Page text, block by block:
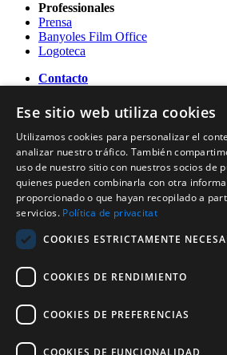
Professionales
Prensa
Banyoles Film Office
Logoteca
Contacto
OFICINA DE TURISMO DE
Passeig Darder - Pesquera núm. 10
17820 Banyoles (Girona)
Tel. (0034) 972 583 470
turisme@ajbanyoles.org
whatsapp 690 853 395
Síguenos
Ese sitio web utiliza cookies
Utilizamos cookies para personalizar el
analizar nuestro tráfico. También
uso de nuestro sitio con nuestros socios de
quienes pueden combinarla con otra
proporcionado o que hayan recopilado a
servicios. Política de privacitat
COOKIES ESTRICTAMENTE
COOKIES DE RENDIMIENTO
COOKIES DE PREFERENCIAS
COOKIES DE FUNCIONALIDAD